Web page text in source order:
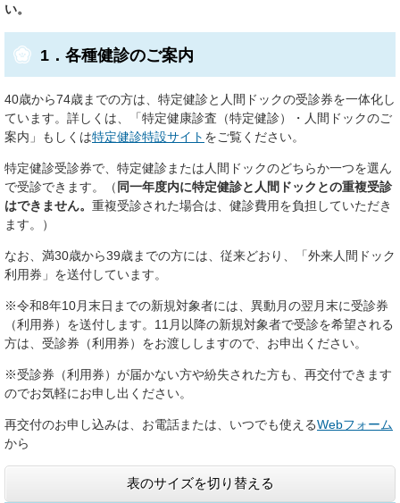
い。
1．各種健診のご案内
​40歳から74歳までの方は、特定健診と人間ドックの受診券を一体化し
ています。詳しくは、「特定健康診査（特定健診）・人間ドックのご
案内」もしくは特定健診特設サイト をご覧ください。
特定健診受診券で、特定健診または人間ドックのどちらか一つを選ん
で受診できます。（ 同一年度内に特定健診と人間ドックとの重複受診
はできません。 重複受診された場合は、健診費用を負担していただき
ます。）
なお、満30歳から39歳までの方には、従来どおり、「外来人間ドック
利用券」を送付しています。
※令和8年10月末日までの新規対象者には、異動月の翌月末に受診券
（利用券）を送付します。11月以降の新規対象者で受診を希望される
方は、受診券（利用券）をお渡ししますので、お申出ください。
※受診券（利用券）が届かない方や紛失された方も、再交付できます
のでお気軽にお申し出ください。
再交付のお申し込みは、お電話または、いつでも使えるWebフォーム
から
表のサイズを切り替える